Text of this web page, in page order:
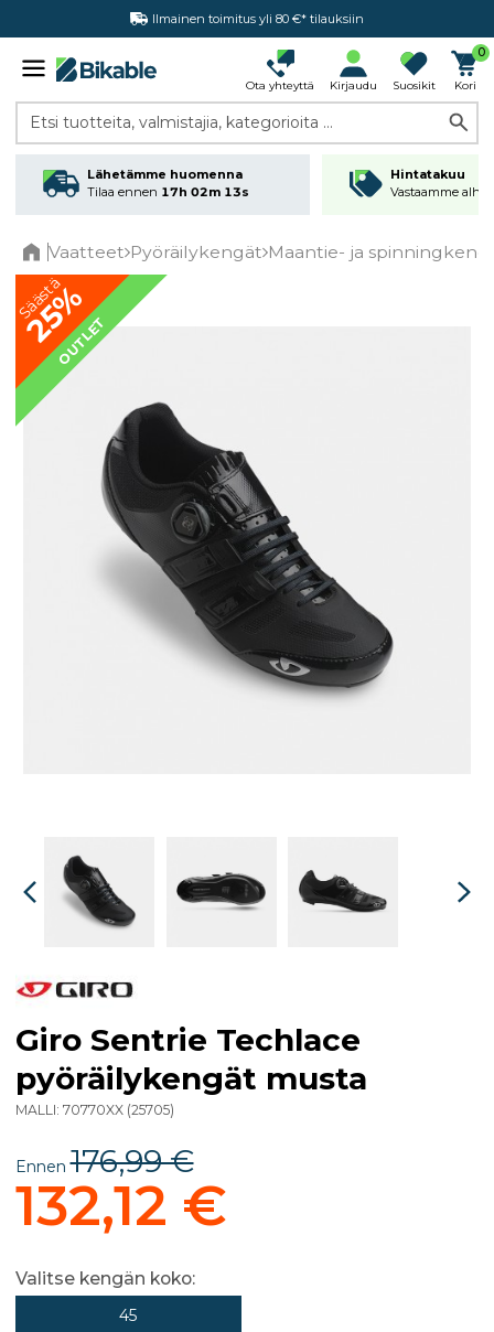
Ilmainen toimitus yli 80 €* tilauksiin
Hintatakuu
Ota yhteyttä Kirjaudu Suosikit
0
Kori
Etsi tuotteita, valmistajia, kategorioita ...
Lähetämme huomenna
Tilaa ennen 17h 02m 13s
Hintatakuu
Vastaamme
Vaatteet Pyöräilykengät Maantie- ja
Säästä
25%
OUTLET
Giro Sentrie Techlace
pyöräilykengät musta
MALLI: 70770XX (25705)
Ennen 176,99 €
132,12 €
Valitse kengän koko:
45